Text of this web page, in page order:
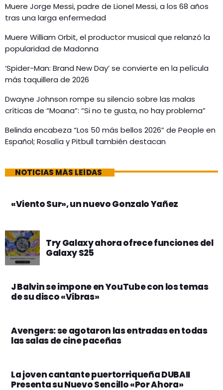
Muere Jorge Messi, padre de Lionel Messi, a los 68 años
tras una larga enfermedad
Muere William Orbit, el productor musical que relanzó la
popularidad de Madonna
‘Spider-Man: Brand New Day’ se convierte en la película
más taquillera de 2026
Dwayne Johnson rompe su silencio sobre las malas
críticas de “Moana”: “Si no te gusta, no hay problema”
Belinda encabeza “Los 50 más bellos 2026” de People en
Español; Rosalía y Pitbull también destacan
NOTICIAS MÁS LEÍDAS
«Viento Sur», un nuevo Gonzalo Yañez
Try Galaxy ahora ofrece funciones del
Galaxy S25
J Balvin se impone en YouTube con los temas
de su disco «Vibras»
Avengers: se agotaron las entradas en todas
las salas de cine paceñas
La joven cantante puertorriqueña DUBAII
Presenta su Nuevo Sencillo «Por Ahora»